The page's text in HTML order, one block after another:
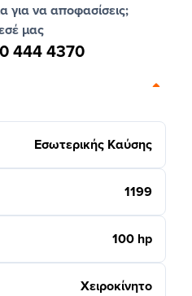
για να αποφασίσεις;
μας
444 4370
Εσωτερικής Καύσης
1199
100 hp
Χειροκίνητο